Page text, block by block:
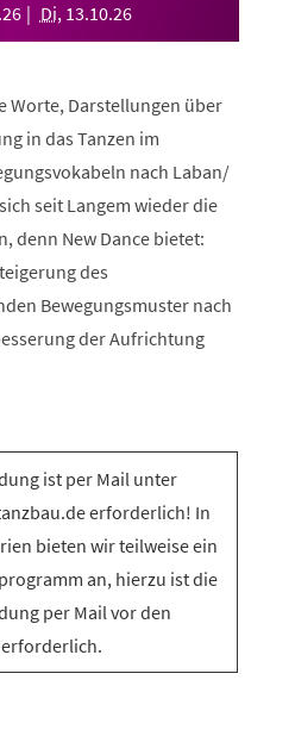
26 Di, 13.10.26
Worte, Darstellungen über
in das Tanzen im
nach Laban/
seit Langem wieder die
denn New Dance bietet:
des
Bewegungsmuster nach
der Aufrichtung
ist per Mail unter
erforderlich! In
bieten wir teilweise ein
an, hierzu ist die
per Mail vor den